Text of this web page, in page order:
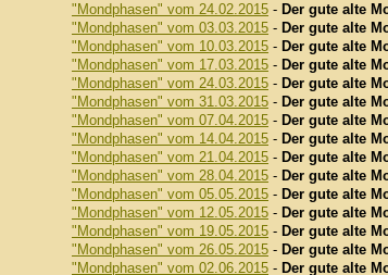
"Mondphasen" vom 24.02.2015 - Der gute alte
"Mondphasen" vom 03.03.2015 - Der gute alte
"Mondphasen" vom 10.03.2015 - Der gute alte
"Mondphasen" vom 17.03.2015 - Der gute alte
"Mondphasen" vom 24.03.2015 - Der gute alte
"Mondphasen" vom 31.03.2015 - Der gute alte
"Mondphasen" vom 07.04.2015 - Der gute alte
"Mondphasen" vom 14.04.2015 - Der gute alte
"Mondphasen" vom 21.04.2015 - Der gute alte
"Mondphasen" vom 28.04.2015 - Der gute alte
"Mondphasen" vom 05.05.2015 - Der gute alte
"Mondphasen" vom 12.05.2015 - Der gute alte
"Mondphasen" vom 19.05.2015 - Der gute alte
"Mondphasen" vom 26.05.2015 - Der gute alte
"Mondphasen" vom 02.06.2015 - Der gute alte